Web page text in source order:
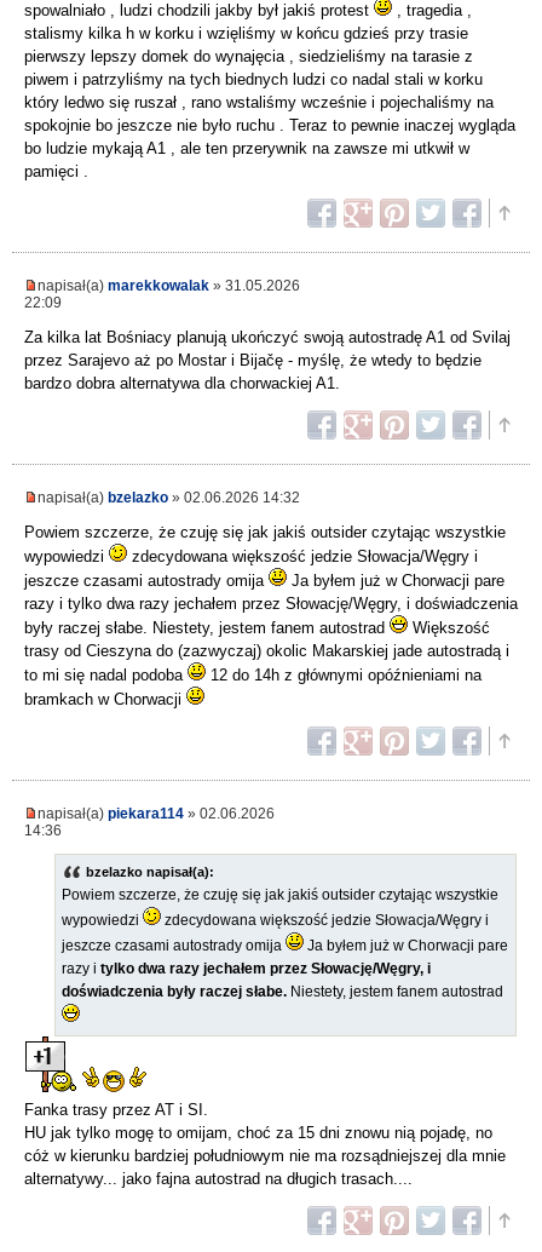
spowalniało , ludzi chodzili jakby był jakiś protest
, tragedia ,
stalismy kilka h w korku i wzięliśmy w końcu gdzieś przy trasie
pierwszy lepszy domek do wynajęcia , siedzieliśmy na tarasie z
piwem i patrzyliśmy na tych biednych ludzi co nadal stali w korku
który ledwo się ruszał , rano wstaliśmy wcześnie i pojechaliśmy na
spokojnie bo jeszcze nie było ruchu . Teraz to pewnie inaczej wygląda
bo ludzie mykają A1 , ale ten przerywnik na zawsze mi utkwił w
pamięci .
napisał(a) marekkowalak » 31.05.2026
22:09
Za kilka lat Bośniacy planują ukończyć swoją autostradę A1 od Svilaj
przez Sarajevo aż po Mostar i Bijačę - myślę, że wtedy to będzie
bardzo dobra alternatywa dla chorwackiej A1.
napisał(a) bzelazko » 02.06.2026 14:32
Powiem szczerze, że czuję się jak jakiś outsider czytając wszystkie
wypowiedzi
zdecydowana większość jedzie Słowacja/Węgry i
jeszcze czasami autostrady omija
Ja byłem już w Chorwacji pare
razy i tylko dwa razy jechałem przez Słowację/Węgry, i doświadczenia
były raczej słabe. Niestety, jestem fanem autostrad
Większość
trasy od Cieszyna do (zazwyczaj) okolic Makarskiej jade autostradą i
to mi się nadal podoba
12 do 14h z głównymi opóźnieniami na
bramkach w Chorwacji
napisał(a) piekara114 » 02.06.2026
14:36
bzelazko napisał(a):
Powiem szczerze, że czuję się jak jakiś outsider czytając wszystkie
wypowiedzi
zdecydowana większość jedzie Słowacja/Węgry i
jeszcze czasami autostrady omija
Ja byłem już w Chorwacji pare
razy i tylko dwa razy jechałem przez Słowację/Węgry, i
doświadczenia były raczej słabe. Niestety, jestem fanem autostrad
Fanka trasy przez AT i SI.
HU jak tylko mogę to omijam, choć za 15 dni znowu nią pojadę, no
cóż w kierunku bardziej południowym nie ma rozsądniejszej dla mnie
alternatywy... jako fajna autostrad na długich trasach....